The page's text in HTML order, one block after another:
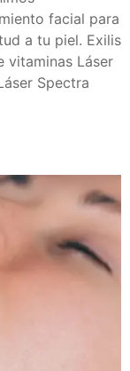
facial para
a tu piel. Exilis
vitaminas Láser
Spectra